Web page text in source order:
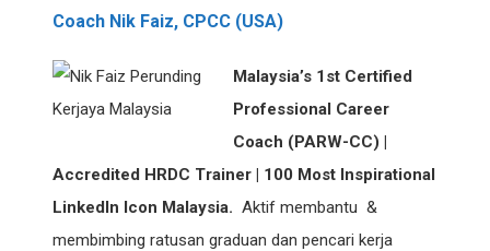
Coach Nik Faiz, CPCC (USA)
Malaysia’s 1st Certified
Professional Career
Coach (PARW-CC) |
Accredited HRDC Trainer | 100 Most Inspirational
LinkedIn Icon Malaysia. Aktif membantu &
membimbing ratusan graduan dan pencari kerja